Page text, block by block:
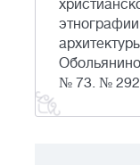
№ 73. №